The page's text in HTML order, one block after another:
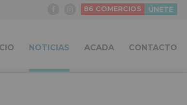
86 COMERCIOS ÚNETE
NOTICIAS ACADA CONTACTO